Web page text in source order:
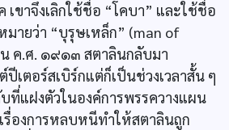
เขาจึงเลิกใช้ชื่อ “โคบา” และใช้ชื่อ
มายว่า “บุรุษเหล็ก” (man of
ค.ศ. ๑๙๑๓ สตาลินกลับมา
เตอร์สเบิร์กแต่ก็เป็นช่วงเวลาสั้น ๆ
บที่แฝงตัวในองค์การพรรควางแผน
รื่องการหลบหนีทำให้สตาลินถูก